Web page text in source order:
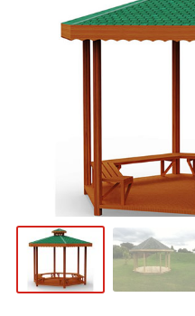
REFERANSLAR